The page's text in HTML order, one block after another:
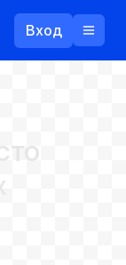
Вход